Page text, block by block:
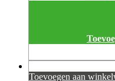
Toevoegen aan